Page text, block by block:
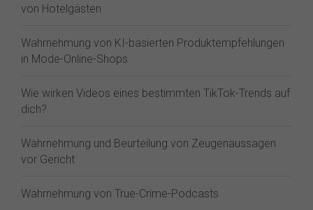
von Hotelgästen
Wahrnehmung von KI-basierten Produktempfehlungen
in Mode-Online-Shops
Wie wirken Videos eines bestimmten TikTok-Trends auf
dich?
Wahrnehmung und Beurteilung von Zeugenaussagen
vor Gericht
Wahrnehmung von True-Crime-Podcasts